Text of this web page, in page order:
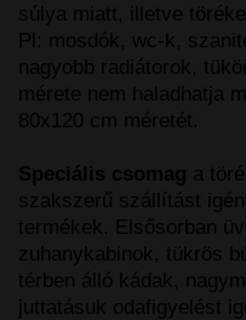
súlya miatt, illetve
Pl: mosdók, wc-k,
nagyobb radiátorok,
mérete nem haladhatja
80x120 cm méretét.
Speciális csomag a
szakszerű szállítást
termékek. Elsősorban
zuhanykabinok, tükrös
térben álló kádak,
juttatásuk odafigyelést